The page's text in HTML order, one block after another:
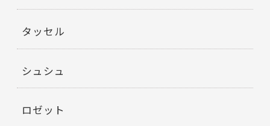
タッセル
シュシュ
ロゼット